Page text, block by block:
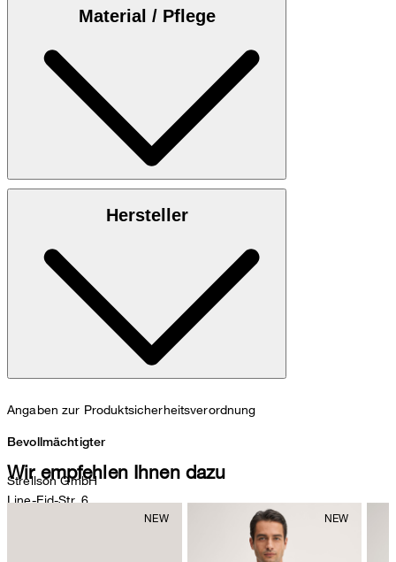
Material / Pflege
: 100% Rindsleder
Laufsohle: 100% Gummi
Hersteller
Angaben zur Produktsicherheitsverordnung
Bevollmächtigter
Strellson GmbH
Line-Eid-Str. 6
Wir empfehlen Ihnen dazu